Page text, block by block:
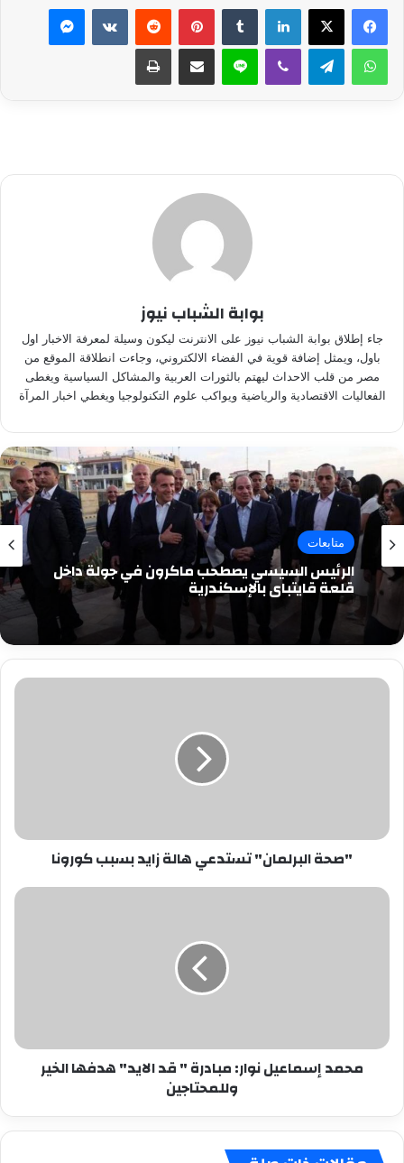
لينكدإن بينتيريست ماسنجر
واتساب تيلقرام ڤايبر لاين مشاركة عبر البريد طباعة
بوابة الشباب نيوز
جاء إطلاق بوابة الشباب نيوز على الانترنت ليكون وسيلة لمعرفة الاخبار اول
باول، ويمثل إضافة قوية في الفضاء الالكتروني، وجاءت انطلاقة الموقع من
مصر من قلب الاحداث ليهتم بالثورات العربية والمشاكل السياسية ويغطى
الفعاليات الاقتصادية والرياضية ويواكب علوم التكنولوجيا ويغطي اخبار المرآة
متابعات
الرئيس السيسي يصطحب ماكرون في جولة داخل
قلعة قايتباي بالإسكندرية
"صحة
"صحة البرلمان" تستدعي هالة زايد بسبب كورونا
محمد
الخير
وللمحتاجين
محمد إسماعيل نوار: مبادرة " قد الايد" هدفها الخير
وللمحتاجين